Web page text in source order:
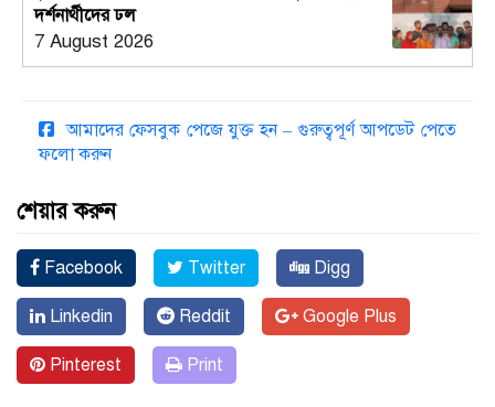
দর্শনার্থীদের ঢল
7 August 2026
আমাদের ফেসবুক পেজে যুক্ত হন – গুরুত্বপূর্ণ আপডেট পেতে
ফলো করুন
শেয়ার করুন
Facebook Twitter Digg
Linkedin Reddit Google Plus
Pinterest Print